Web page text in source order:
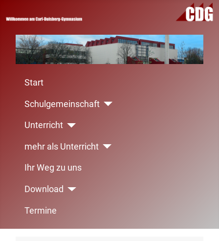
Start
Schulgemeinschaft
Unterricht
mehr als Unterricht
Ihr Weg zu uns
Download
Termine